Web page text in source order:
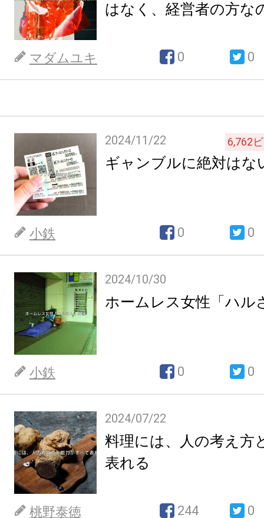
はなく、経営者の方な
マダムユキ 0 0
2024/11/22 6,762
ギャンブルに絶対はな
小鉄 0 0
2024/10/30
ホームレス女性「ハル
小鉄 0 0
2024/07/22
料理には、人の考え方
表れる
桃野泰徳 244 0